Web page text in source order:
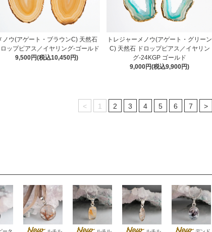
ノウ(アゲート・ブラウンC) 天然石
ロップピアス／イヤリング-ゴールド
9,500円(税込10,450円)
トレジャーメノウ(アゲート・グリーン
C) 天然石 ドロップピアス／イヤリン
グ-24KGP ゴールド
9,000円(税込9,900円)
< 1 2 3 4 5 6 7 >